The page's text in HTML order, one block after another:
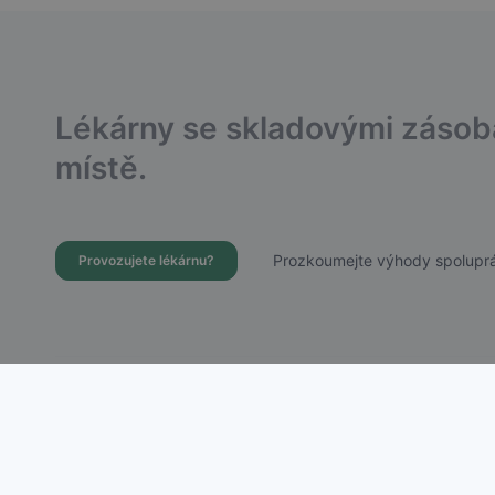
Lékárny se skladovými
místě.
Provozujete lékárnu? Prozkoumejte výhody